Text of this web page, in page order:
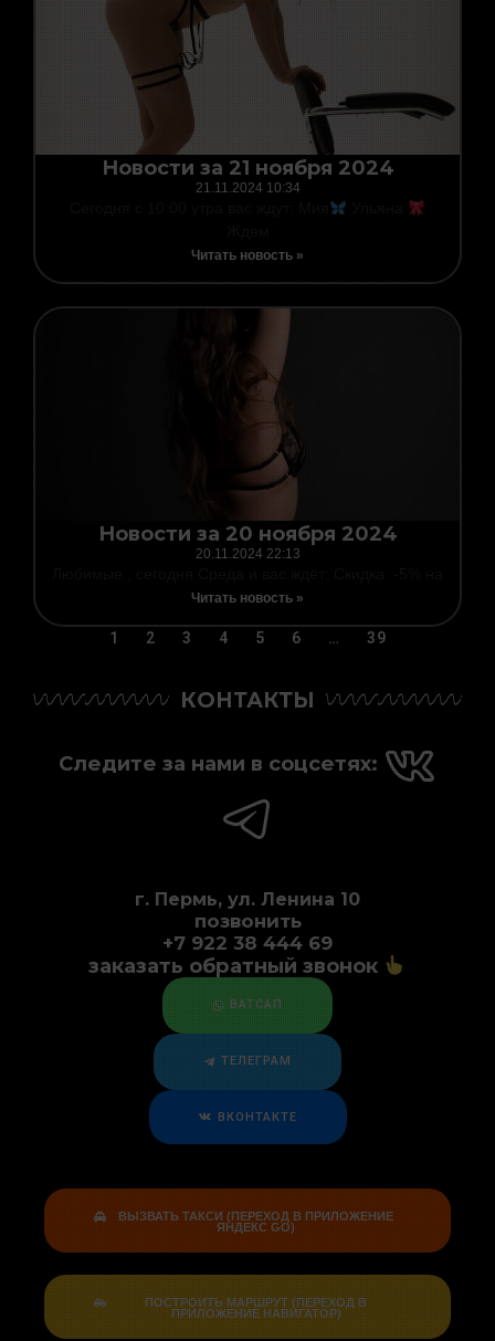
Новости за 21 ноября 2024
21.11.2024 10:34
Читать новость »
Новости за 20 ноября 2024
20.11.2024 22:13
Читать новость »
1 2 3 4 5 6 … 39
КОНТАКТЫ
Следите за нами в соцсетях:
г. Пермь, ул. Ленина 10
позвонить
+7 922 38 444 69
заказать обратный звонок
ВАТСАП
ТЕЛЕГРАМ
ВКОНТАКТЕ
ВЫЗВАТЬ ТАКСИ (ПЕРЕХОД В ПРИЛОЖЕНИЕ
ЯНДЕКС GO)
ПОСТРОИТЬ МАРШРУТ (ПЕРЕХОД В
ПРИЛОЖЕНИЕ НАВИГАТОР)